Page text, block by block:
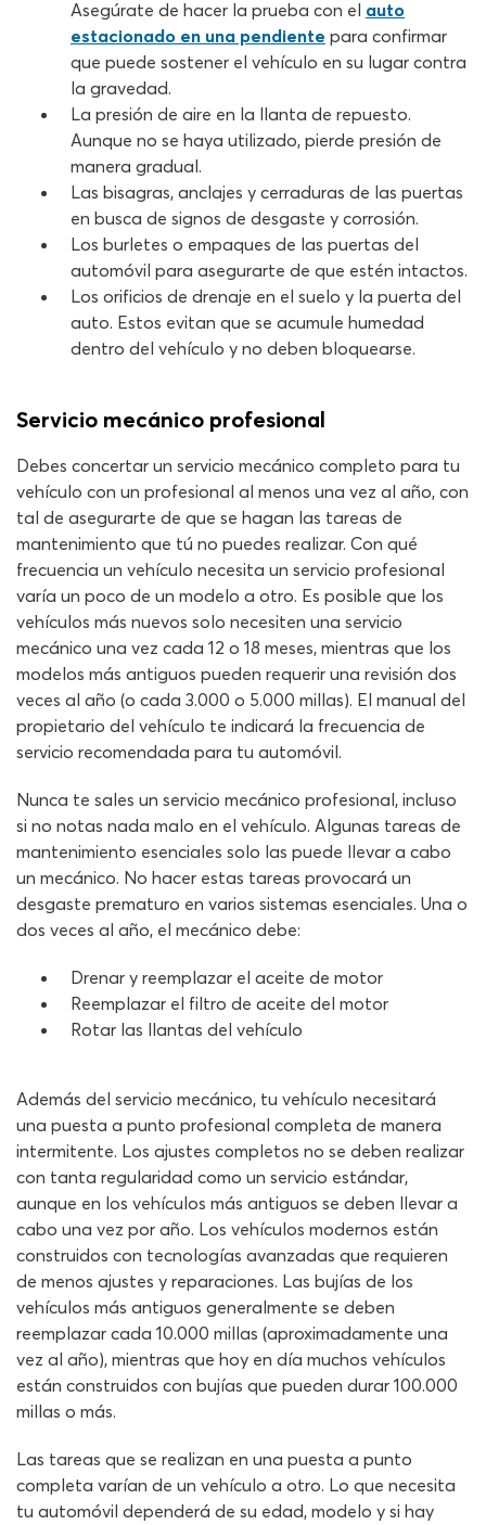
Asegúrate de hacer la prueba con el auto
estacionado en una pendiente para confirmar
que puede sostener el vehículo en su lugar contra
la gravedad.
La presión de aire en la llanta de repuesto.
Aunque no se haya utilizado, pierde presión de
manera gradual.
Las bisagras, anclajes y cerraduras de las puertas
en busca de signos de desgaste y corrosión.
Los burletes o empaques de las puertas del
automóvil para asegurarte de que estén intactos.
Los orificios de drenaje en el suelo y la puerta del
auto. Estos evitan que se acumule humedad
dentro del vehículo y no deben bloquearse.
Servicio mecánico profesional
Debes concertar un servicio mecánico completo para tu
vehículo con un profesional al menos una vez al año, con
tal de asegurarte de que se hagan las tareas de
mantenimiento que tú no puedes realizar. Con qué
frecuencia un vehículo necesita un servicio profesional
varía un poco de un modelo a otro. Es posible que los
vehículos más nuevos solo necesiten una servicio
mecánico una vez cada 12 o 18 meses, mientras que los
modelos más antiguos pueden requerir una revisión dos
veces al año (o cada 3.000 o 5.000 millas). El manual del
propietario del vehículo te indicará la frecuencia de
servicio recomendada para tu automóvil.
Nunca te sales un servicio mecánico profesional, incluso
si no notas nada malo en el vehículo. Algunas tareas de
mantenimiento esenciales solo las puede llevar a cabo
un mecánico. No hacer estas tareas provocará un
desgaste prematuro en varios sistemas esenciales. Una o
dos veces al año, el mecánico debe:
Drenar y reemplazar el aceite de motor
Reemplazar el filtro de aceite del motor
Rotar las llantas del vehículo
Además del servicio mecánico, tu vehículo necesitará
una puesta a punto profesional completa de manera
intermitente. Los ajustes completos no se deben realizar
con tanta regularidad como un servicio estándar,
aunque en los vehículos más antiguos se deben llevar a
cabo una vez por año. Los vehículos modernos están
construidos con tecnologías avanzadas que requieren
de menos ajustes y reparaciones. Las bujías de los
vehículos más antiguos generalmente se deben
reemplazar cada 10.000 millas (aproximadamente una
vez al año), mientras que hoy en día muchos vehículos
están construidos con bujías que pueden durar 100.000
millas o más.
Las tareas que se realizan en una puesta a punto
completa varían de un vehículo a otro. Lo que necesita
tu automóvil dependerá de su edad, modelo y si hay